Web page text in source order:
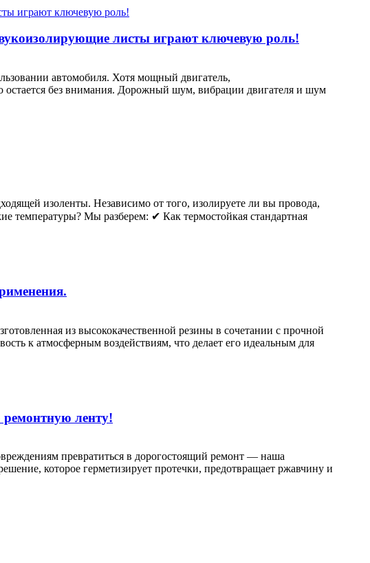
листы играют ключевую роль!
автомобиля. Хотя мощный двигатель,
без внимания. Дорожный шум, вибрации двигателя и шум
изоленты. Независимо от того, изолируете ли вы провода,
температуры? Мы разберем: ✔ Как термостойкая стандартная
из высококачественной резины в сочетании с прочной
к атмосферным воздействиям, что делает его идеальным для
ленту!
превратиться в дорогостоящий ремонт — наша
которое герметизирует протечки, предотвращает ржавчину и